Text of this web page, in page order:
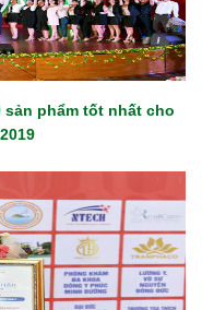
sản phẩm tốt nhất cho